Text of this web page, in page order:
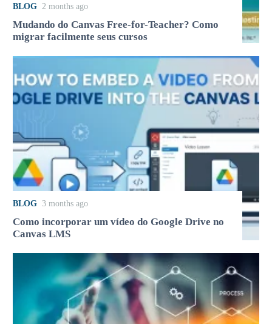
BLOG 2 months ago
Mudando do Canvas Free-for-Teacher? Como
migrar facilmente seus cursos
BLOG 3 months ago
Como incorporar um vídeo do Google Drive no
Canvas LMS